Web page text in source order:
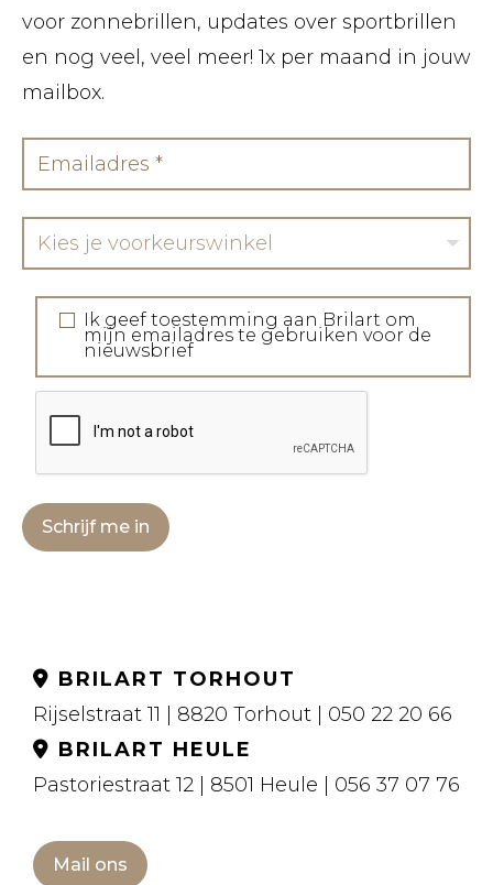
voor zonnebrillen, updates over sportbrillen
en nog veel, veel meer! 1x per maand in jouw
mailbox.
Kies je voorkeurswinkel
Ik geef toestemming aan Brilart om
mijn emailadres te gebruiken voor de
nieuwsbrief
Schrijf me in
BRILART TORHOUT
Rijselstraat 11 | 8820 Torhout | 050 22 20 66
BRILART HEULE
Pastoriestraat 12 | 8501 Heule | 056 37 07 76
Mail ons